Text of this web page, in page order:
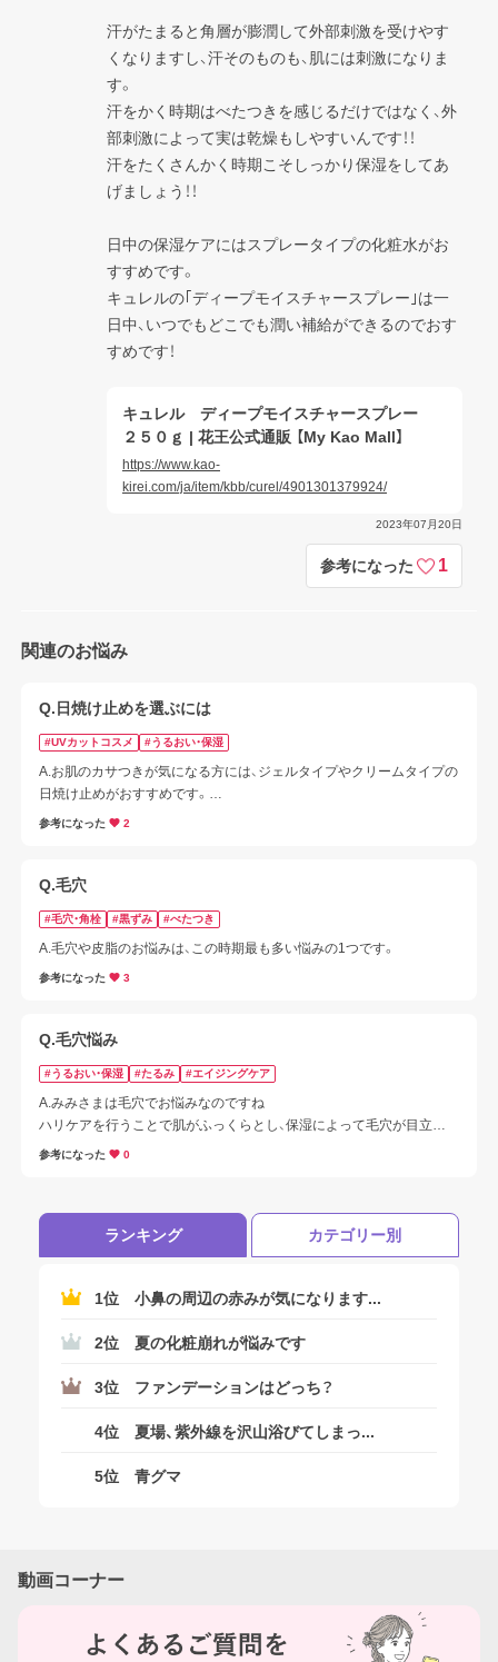
汗がたまると角層が膨潤して外部刺激を受けやす
くなりますし、汗そのものも、肌には刺激になりま
す。
汗をかく時期はべたつきを感じるだけではなく、外
部刺激によって実は乾燥もしやすいんです！！
汗をたくさんかく時期こそしっかり保湿をしてあ
げましょう！！
日中の保湿ケアにはスプレータイプの化粧水がお
すすめです。
キュレルの｢ディープモイスチャースプレー｣は一
日中、いつでもどこでも潤い補給ができるのでおす
すめです！
キュレル ディープモイスチャースプレー
２５０ｇ | 花王公式通販 【My Kao Mall】
https://www.kao-
kirei.com/ja/item/kbb/curel/4901301379924/
2023年07月20日
参考になった 1
関連のお悩み
Q.日焼け止めを選ぶには
#UVカットコスメ #うるおい・保湿
A.お肌のカサつきが気になる方には、ジェルタイプやクリームタイプの
日焼け止めがおすすめです。
お顔用でしたら、スキンケア効果のある日焼け止めがおすすめです。
かめきちくんさまにおすすめの、日焼け止めをご紹介させていだきま
参考になった 2
Q.毛穴
#毛穴・角栓 #黒ずみ #べたつき
A.毛穴や皮脂のお悩みは、この時期最も多い悩みの1つです。
参考になった 3
Q.毛穴悩み
#うるおい・保湿 #たるみ #エイジングケア
A.みみさまは毛穴でお悩みなのですね
ハリケアを行うことで肌がふっくらとし、保湿によって毛穴が目立た
なくなるのでぜひ取り入れてみてください！
参考になった 0
ランキング カテゴリー別
1位 小鼻の周辺の赤みが気になります...
2位 夏の化粧崩れが悩みです
3位 ファンデーションはどっち？
4位 夏場、紫外線を沢山浴びてしまっ...
5位 青グマ
動画コーナー